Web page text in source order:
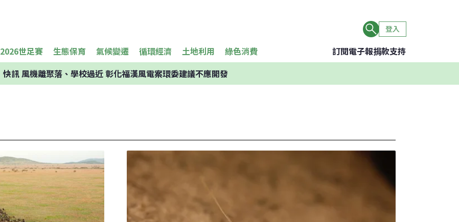
登入
2026世足賽 生態保育 氣候變遷 循環經濟 土地利用 綠色消費 訂閱電子報捐款支持
快訊風機離聚落、學校過近 彰化福漢風電案環委建議不應開發